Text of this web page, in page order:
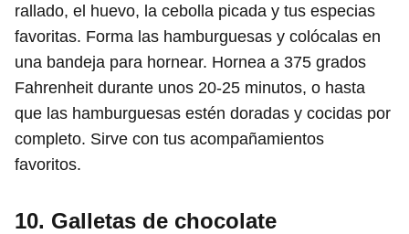
rallado, el huevo, la cebolla picada y tus especias
favoritas. Forma las hamburguesas y colócalas en
una bandeja para hornear. Hornea a 375 grados
Fahrenheit durante unos 20-25 minutos, o hasta
que las hamburguesas estén doradas y cocidas por
completo. Sirve con tus acompañamientos
favoritos.
10. Galletas de chocolate